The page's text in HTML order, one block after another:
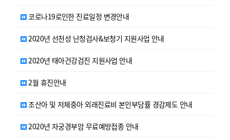
코로나19로인한 진료일정 변경안내
2020년 선천성 난청검사&보청기 지원사업 안내
2020년 태아건강검진 지원사업 안내
2월 휴진안내
조산아 및 저체중아 외래진료비 본인부담률 경감제도 안내
2020년 자궁경부암 무료예방접종 안내